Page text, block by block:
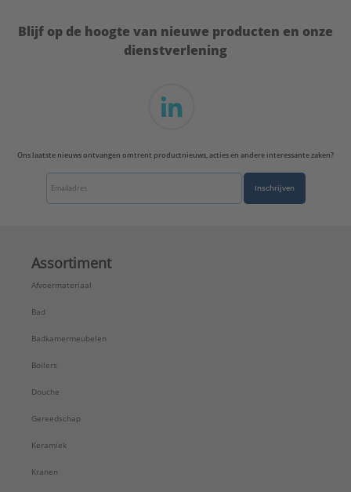
Blijf op de hoogte van nieuwe producten en onze
dienstverlening
Ons laatste nieuws ontvangen omtrent productnieuws, acties en andere interessante zaken?
Inschrijven
Assortiment
Afvoermateriaal
Bad
Badkamermeubelen
Boilers
Douche
Gereedschap
Keramiek
Kranen